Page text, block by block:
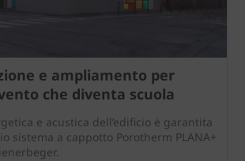
e ampliamento per
che diventa scuola
e acustica dell’edificio è garantita
sistema a cappotto Porotherm PLANA+